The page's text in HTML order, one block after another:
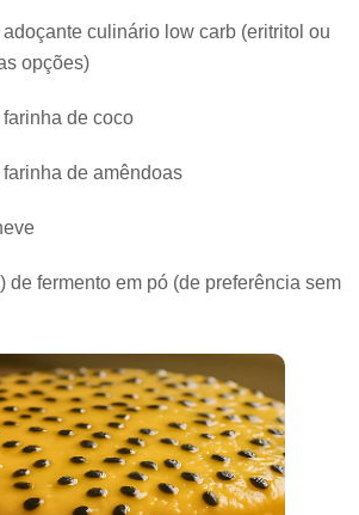
culinário low carb (eritritol ou
opções)
de coco
de amêndoas
de fermento em pó (de preferência sem